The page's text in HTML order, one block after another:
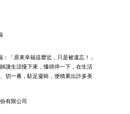
：「原來幸福這麼近，只是被遺忘！」
讓生活慢下來，懂得停一下，在生活
切一番，駐足凝眸，便積累出許多美
有限公司